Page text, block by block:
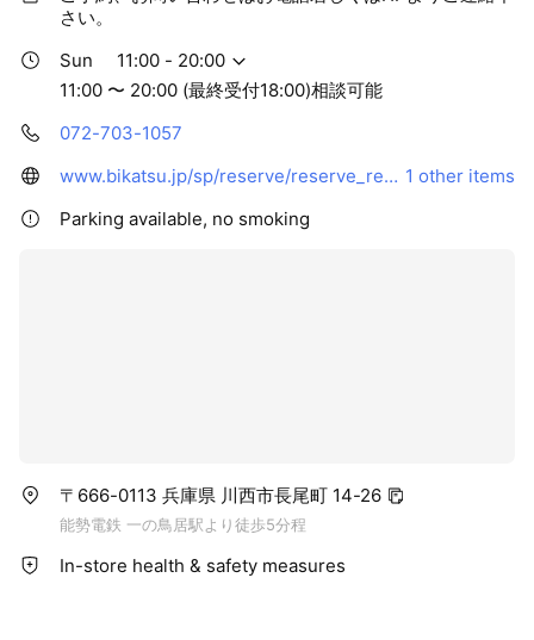
さい。
Sun
11:00 - 20:00
11:00 〜 20:00 (最終受付18:00)相談可能
072-703-1057
www.bikatsu.jp/sp/reserve/reserve_reg_in.php?code=00577 1 other items
Parking available, no smoking
〒666-0113 兵庫県 川西市長尾町 14-26
能勢電鉄 一の鳥居駅より徒歩5分程
In-store health & safety measures